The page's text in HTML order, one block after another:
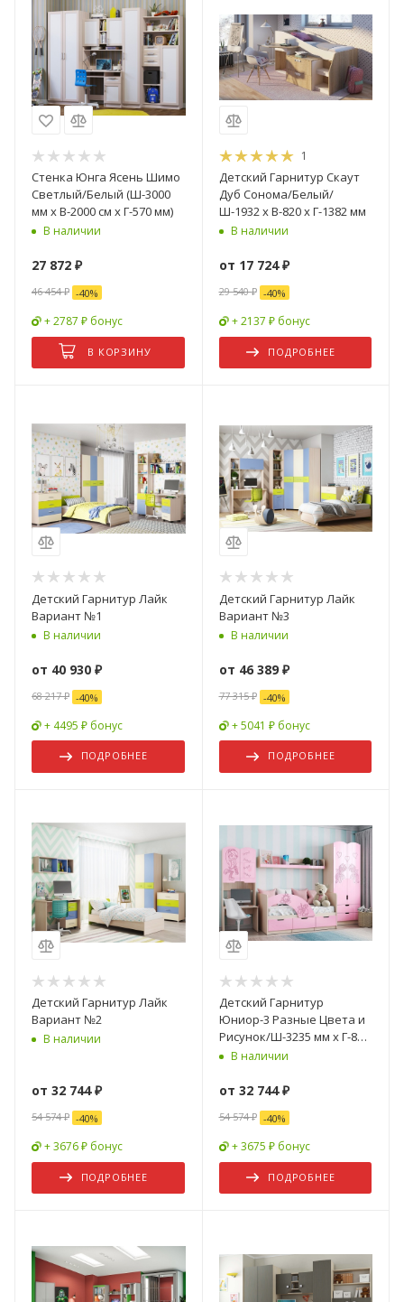
Стенка Юнга Ясень Шимо
Светлый/Белый (Ш-3000
мм х В-2000 см х Г-570 мм)
В наличии
27 872 ₽
46 454₽ -40%
+ 2787 ₽ бонус
В КОРЗИНУ
1
Детский Гарнитур Скаут
Дуб Сонома/Белый/
Ш-1932 х В-820 х Г-1382 мм
В наличии
от 17 724 ₽
29 540 ₽ -40%
+ 2137 ₽ бонус
ПОДРОБНЕЕ
Детский Гарнитур Лайк
Вариант №1
В наличии
от 40 930 ₽
68 217 ₽ -40%
+ 4495 ₽ бонус
ПОДРОБНЕЕ
Детский Гарнитур Лайк
Вариант №3
В наличии
от 46 389 ₽
77 315 ₽ -40%
+ 5041 ₽ бонус
ПОДРОБНЕЕ
Детский Гарнитур Лайк
Вариант №2
В наличии
от 32 744 ₽
54 574 ₽ -40%
+ 3676 ₽ бонус
ПОДРОБНЕЕ
Детский Гарнитур
Юниор-3 Разные Цвета и
Рисунок/Ш-3235 мм x Г-850
мм х В-2050 мм
В наличии
от 32 744 ₽
54 574 ₽ -40%
+ 3675 ₽ бонус
ПОДРОБНЕЕ